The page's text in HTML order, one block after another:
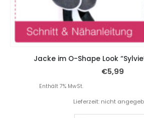
Jacke im O-Shape Look
€5,99
Enthält 7% MwSt.
Lieferzeit: nicht